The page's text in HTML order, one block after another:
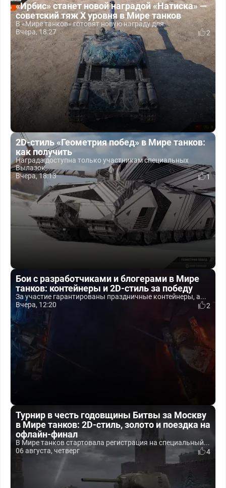
«Ирбис» станет новой наградой «Натиска» —
советский тяж X уровня в Мире танков
В «Мире танков» готовят новую награду для...
Вчера, 18:27
2
2D-стиль «Геометрия побед» в Мире танков:
как получить
Награда доступна только участникам специальных
Вылазок,...
Вчера, 18:13
1
Бои с разработчиками и блогерами в Мире
танков: контейнеры и 2D-стиль за победу
За участие гарантированы праздничные контейнеры, а...
Вчера, 12:20
2
Турнир в честь годовщины Битвы за Москву
в Мире танков: 2D-стиль, золото и поездка на
офлайн-финал
В Мире танков стартовала регистрация на специальный...
06 августа, четверг
4